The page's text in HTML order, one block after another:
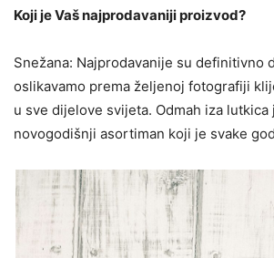
Koji je Vaš najprodavaniji proizvod?
Snežana: Najprodavanije su definitivno
oslikavamo prema željenoj fotografiji
u sve dijelove svijeta. Odmah iza lutkica
novogodišnji asortiman koji je svake